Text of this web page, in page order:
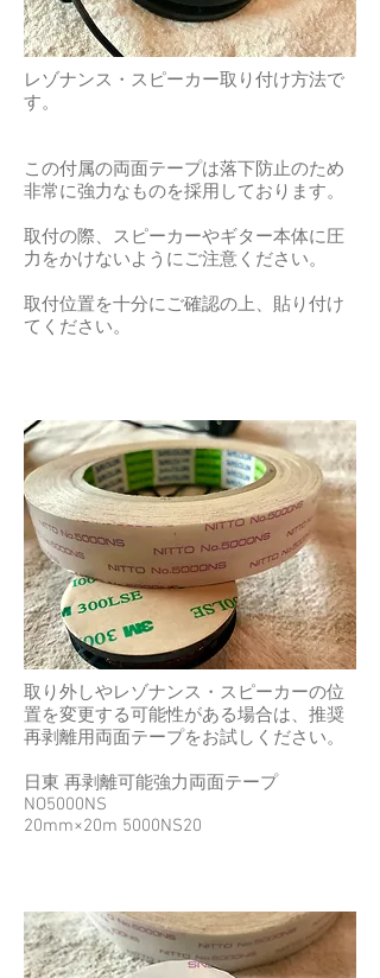
レゾナンス・スピーカー取り付け方法で
す。
この​付属の両面テープは落下防止のため
非常に強力なものを採用しております。
​取付の際、スピーカーやギター本体に圧
力をかけないようにご注意ください。
取付位置を十分にご確認の上、貼り付け
てください。
取り外しやレゾナンス・スピーカーの位
置を変更する可能性がある場合は、 推奨
再剥離用両面テープをお試しください。
日東 再剥離可能強力両面テープ
NO5000NS
20mm×20m 5000NS20